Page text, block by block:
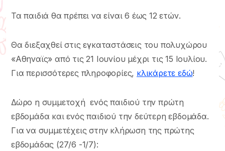
Τα παιδιά θα πρέπει να είναι 6 έως 12 ετών.
Θα διεξαχθεί στις εγκαταστάσεις του πολυχώρου
«Αθηναϊς» από τις 21 Ιουνίου μέχρι τις 15 Ιουλίου.
Για περισσότερες πληροφορίες, κλικάρετε εδώ!
Δώρο η συμμετοχή ενός παιδιού την πρώτη
εβδομάδα και ενός παιδιού την δεύτερη εβδομάδα.
Για να συμμετέχεις στην κλήρωση της πρώτης
εβδομάδας (27/6 -1/7):